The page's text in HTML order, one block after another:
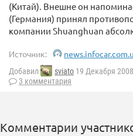
(Китай). Внешне он
(Германия) принял
компании Shuanghuan
Источник:
Добавил sviato 19 Декабря 2008
3 комментария
Комментарии